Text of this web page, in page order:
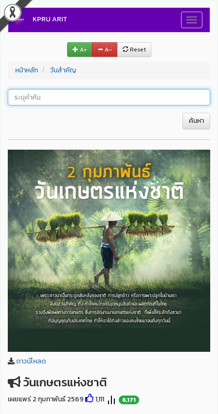
Toggle
KPRU ARIT
A+ A– Reset
หน้าหลัก วันสำคัญ
ค้นหา
ดาวน์โหลด
วันเกษตรแห่งชาติ
เผยแพร่ 2 กุมภาพันธ์ 2569 1,111 6,171